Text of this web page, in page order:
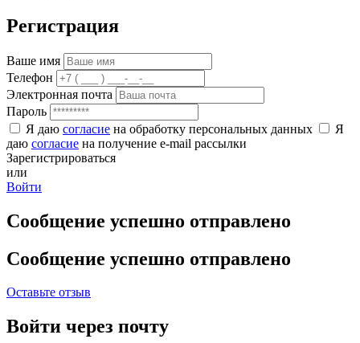
Регистрация
Ваше имя
Телефон
Электронная почта
Пароль
Я даю согласие на обработку персональных данных
Я
даю согласие на получение e-mail рассылки
Зарегистрироваться
или
Войти
Сообщение успешно отправлено
Сообщение успешно отправлено
Оставьте отзыв
Войти через почту